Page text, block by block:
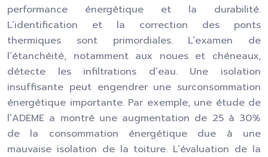
performance énergétique et la durabilité.
L’identification et la correction des ponts
thermiques sont primordiales. L’examen de
l’étanchéité, notamment aux noues et chéneaux,
détecte les infiltrations d’eau. Une isolation
insuffisante peut engendrer une surconsommation
énergétique importante. Par exemple, une étude de
l’ADEME a montré une augmentation de 25 à 30%
de la consommation énergétique due à une
mauvaise isolation de la toiture. L’évaluation de la